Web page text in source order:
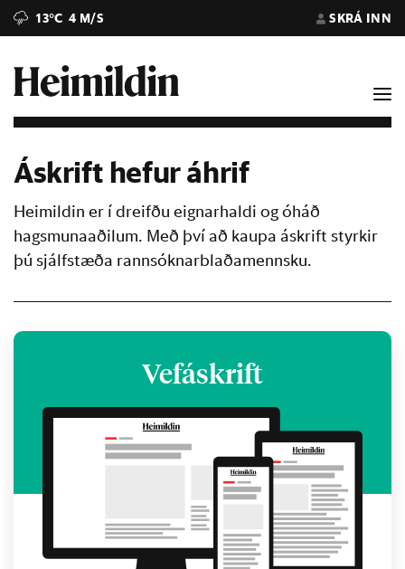
13°C 4 M/S SKRÁ INN
Áskrift hefur áhrif
Heimildin er í dreifðu eignarhaldi og óháð
hagsmunaaðilum. Með því að kaupa áskrift styrkir
þú sjálfstæða rannsóknarblaðamennsku.
Vefáskrift